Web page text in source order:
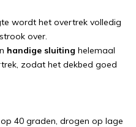
wordt het overtrek volledig
over.
handige sluiting helemaal
zodat het dekbed goed
40 graden, drogen op lage